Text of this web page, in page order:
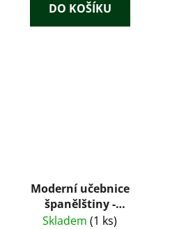
DO KOŠÍKU
Moderní učebnice
španělštiny -
španělština pro
Skladem (1 ks)